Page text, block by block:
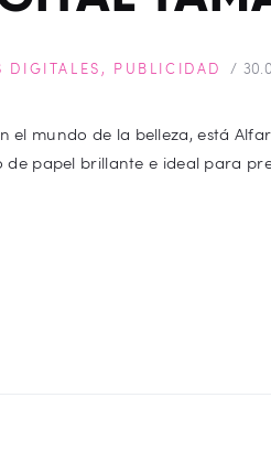
DIGITALES , PUBLICIDAD
el mundo de la belleza, está
papel brillante e ideal para